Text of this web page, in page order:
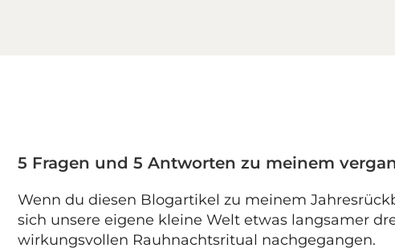
5 Fragen und 5 Antworten zu meinem
Wenn du diesen Blogartikel zu meinem
sich unsere eigene kleine Welt etwas langsamer
wirkungsvollen Rauhnachtsritual nachgegangen.